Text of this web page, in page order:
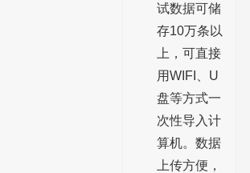
试数据可储
存10万条以
上，可直接
用WIFI、U
盘等方式一
次性导入计
算机。数据
上传方便，